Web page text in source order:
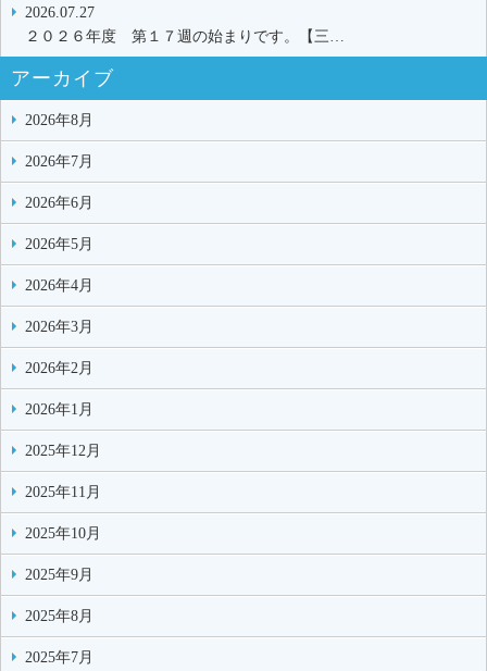
2026.07.27
２０２６年度 第１７週の始まりです。【三…
アーカイブ
2026年8月
2026年7月
2026年6月
2026年5月
2026年4月
2026年3月
2026年2月
2026年1月
2025年12月
2025年11月
2025年10月
2025年9月
2025年8月
2025年7月